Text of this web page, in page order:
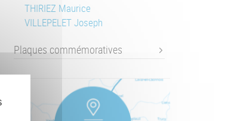
THIRIEZ Maurice
VILLEPELET Joseph
Plaques commémoratives